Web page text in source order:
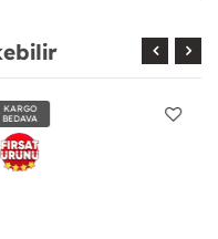
KARGO
BEDAVA